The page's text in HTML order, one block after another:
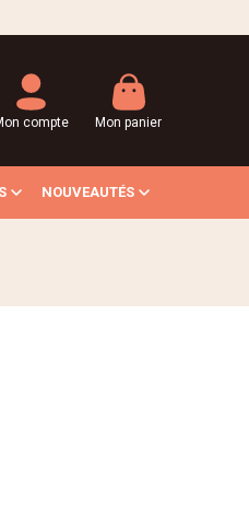
compte Mon panier
NOUVEAUTÉS